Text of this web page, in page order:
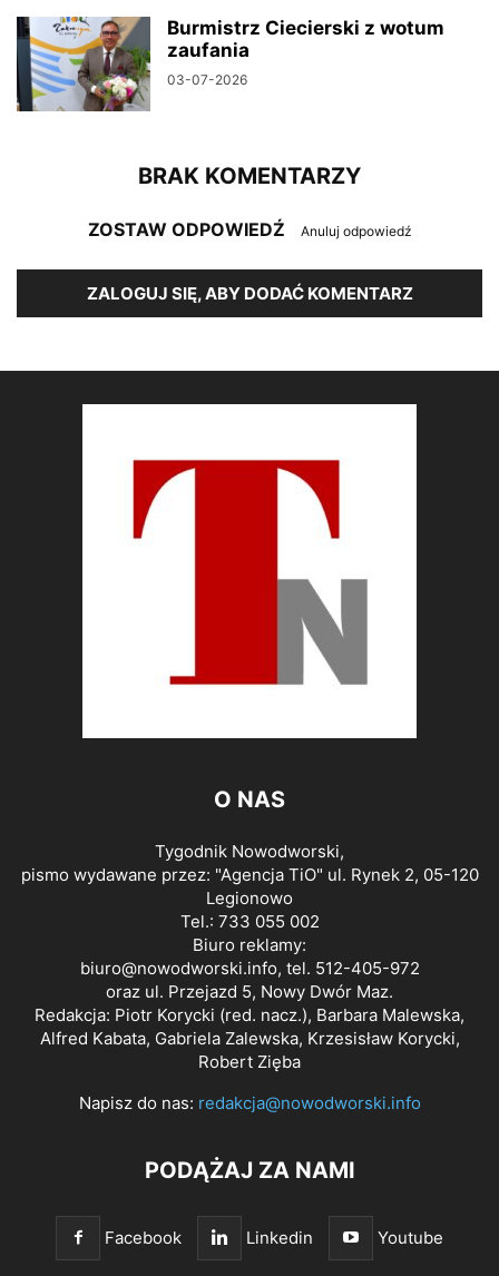
Burmistrz Ciecierski z wotum
zaufania
03-07-2026
BRAK KOMENTARZY
ZOSTAW ODPOWIEDŹ Anuluj odpowiedź
ZALOGUJ SIĘ, ABY DODAĆ KOMENTARZ
O NAS
Tygodnik Nowodworski,
pismo wydawane przez: "Agencja TiO" ul. Rynek 2, 05-120
Legionowo
Tel.: 733 055 002
Biuro reklamy:
biuro@nowodworski.info, tel. 512-405-972
oraz ul. Przejazd 5, Nowy Dwór Maz.
Redakcja: Piotr Korycki (red. nacz.), Barbara Malewska,
Alfred Kabata, Gabriela Zalewska, Krzesisław Korycki,
Robert Zięba
Napisz do nas: redakcja@nowodworski.info
PODĄŻAJ ZA NAMI
Facebook Linkedin Youtube